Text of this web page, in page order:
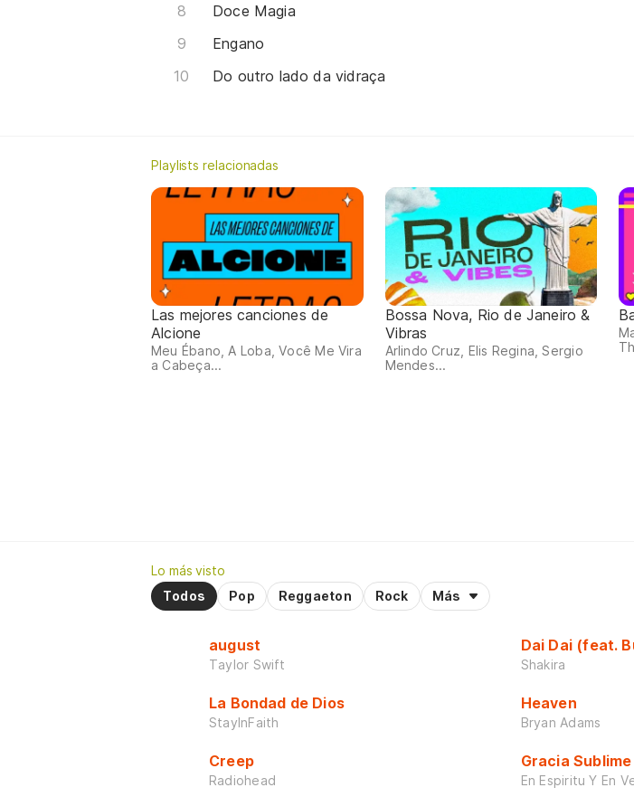
Doce Magia
Engano
Do outro lado da vidraça
Playlists relacionadas
Las mejores canciones de
Alcione
Meu Ébano, A Loba, Você Me Vira
a Cabeça...
Bossa Nova, Rio de Janeiro &
Vibras
Arlindo Cruz, Elis Regina, Sergio
Mendes...
Lo más visto
Todos
Pop Reggaeton Rock Más
august
Taylor Swift
La Bondad de Dios
StayInFaith
Creep
Radiohead
Dai Dai (feat.
Shakira
Heaven
Bryan Adams
Gracia Sublime
En Espiritu Y En